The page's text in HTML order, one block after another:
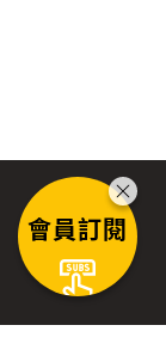
會員訂閱